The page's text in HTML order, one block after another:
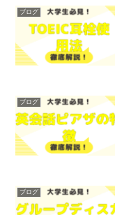
ブログ
ブログ
ブログ